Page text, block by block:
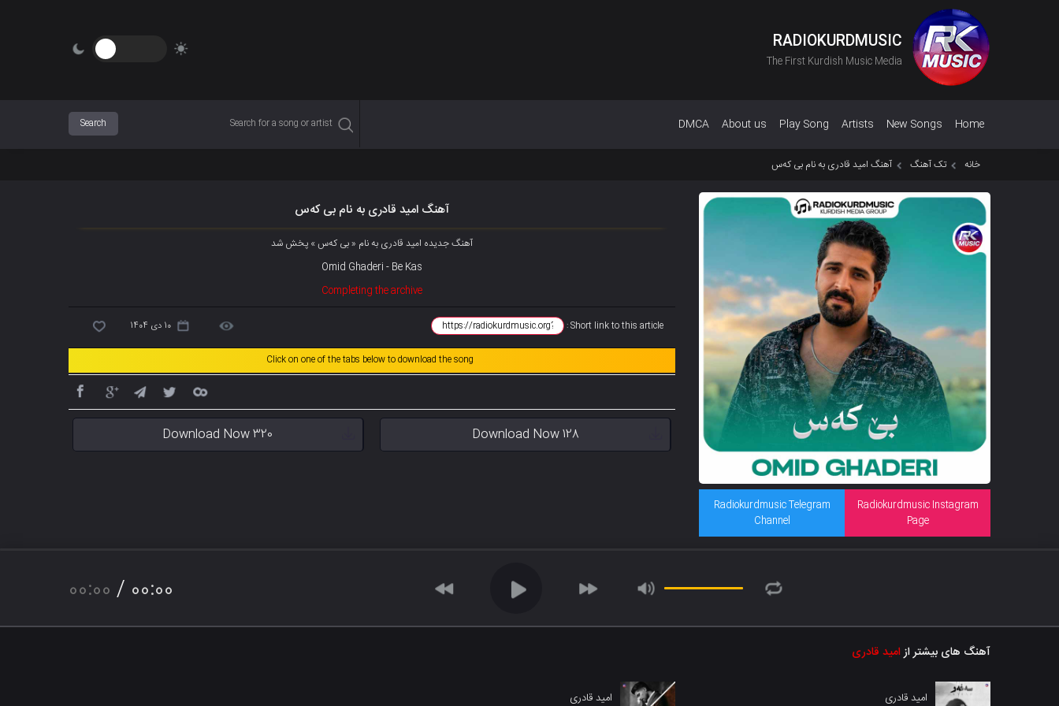
RADIOKURDMUSIC
The First Kurdish Music Media
Home
New Songs
Artists
Play Song
About us
DMCA
خانه تک آهنگ آهنگ امید قادری به نام بی کەس
Radiokurdmusic Instagram
Page
Radiokurdmusic Telegram
Channel
آهنگ امید قادری به نام بی کەس
آهنگ جدیده امید قادری به نام « بی کەس » پخش شد
Omid Ghaderi - Be Kas
Completing the archive
Short link to this article : 10 دی 1404
Click on one of the tabs below to download the song
Download Now 128
Download Now 320
00:00 / 00:00
آهنگ های بیشتر ازامید قادری
امید قادری امید قادری